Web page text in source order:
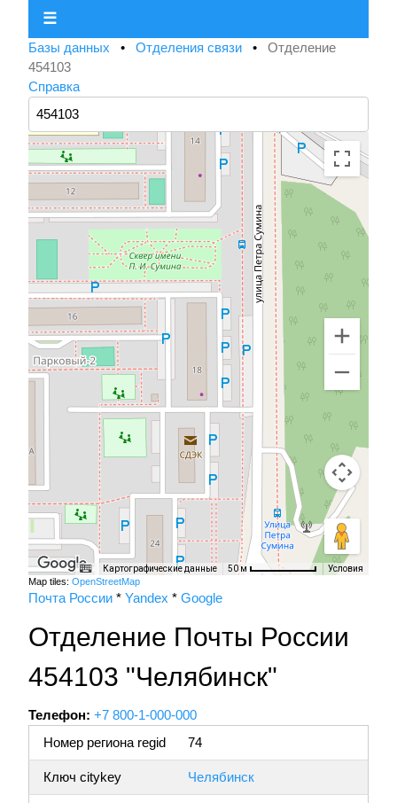
☰
Базы данных • Отделения связи • Отделение
454103
Справка
Картографические данные 50 м Условия
Map tiles: OpenStreetMap
Почта России * Yandex * Google
Отделение Почты России
454103 "Челябинск"
Телефон: +7 800-1-000-000
Номер региона regid
74
Ключ citykey Челябинск